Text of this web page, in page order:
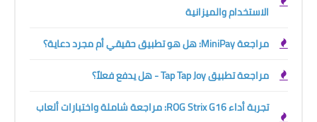
الاستخدام والميزانية
مراجعة MiniPay: هل هو تطبيق حقيقي أم مجرد دعاية؟
مراجعة تطبيق Tap Tap Joy - هل يدفع فعلاً؟
تجربة أداء ROG Strix G16: مراجعة شاملة واختبارات ألعاب